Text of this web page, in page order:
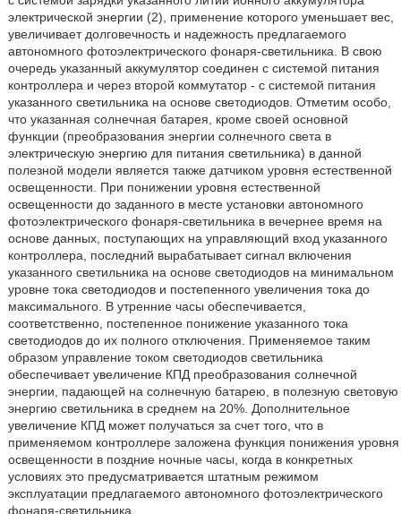
электрической энергии (2), применение которого уменьшает вес,
увеличивает долговечность и надежность предлагаемого
автономного фотоэлектрического фонаря-светильника. В свою
очередь указанный аккумулятор соединен с системой питания
контроллера и через второй коммутатор - с системой питания
указанного светильника на основе светодиодов. Отметим особо,
что указанная солнечная батарея, кроме своей основной
функции (преобразования энергии солнечного света в
электрическую энергию для питания светильника) в данной
полезной модели является также датчиком уровня естественной
освещенности. При понижении уровня естественной
освещенности до заданного в месте установки автономного
фотоэлектрического фонаря-светильника в вечернее время на
основе данных, поступающих на управляющий вход указанного
контроллера, последний вырабатывает сигнал включения
указанного светильника на основе светодиодов на минимальном
уровне тока светодиодов и постепенного увеличения тока до
максимального. В утренние часы обеспечивается,
соответственно, постепенное понижение указанного тока
светодиодов до их полного отключения. Применяемое таким
образом управление током светодиодов светильника
обеспечивает увеличение КПД преобразования солнечной
энергии, падающей на солнечную батарею, в полезную световую
энергию светильника в среднем на 20%. Дополнительное
увеличение КПД может получаться за счет того, что в
применяемом контроллере заложена функция понижения уровня
освещенности в поздние ночные часы, когда в конкретных
условиях это предусматривается штатным режимом
эксплуатации предлагаемого автономного фотоэлектрического
фонаря-светильника.